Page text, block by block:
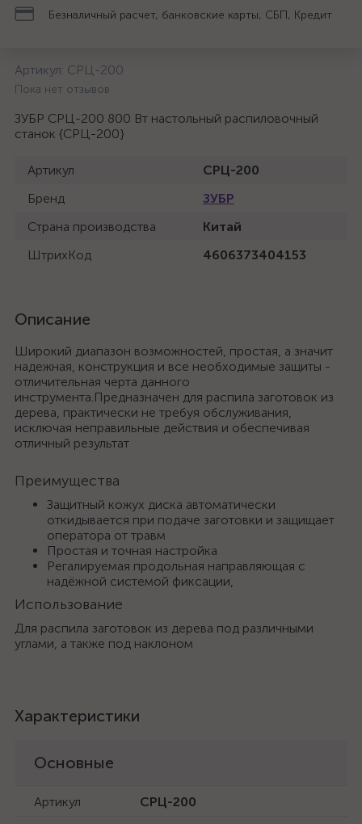
Безналичный расчет, банковские карты, СБП, Кредит
Артикул: СРЦ-200
Пока нет отзывов
ЗУБР СРЦ-200 800 Вт настольный распиловочный
станок {СРЦ-200}
Артикул
СРЦ-200
Бренд
ЗУБР
Страна производства
Китай
ШтрихКод
4606373404153
Описание
Широкий диапазон возможностей, простая, а значит
надежная, конструкция и все необходимые защиты -
отличительная черта данного
инструмента.Предназначен для распила заготовок из
дерева, практически не требуя обслуживания,
исключая неправильные действия и обеспечивая
отличный результат
Преимущества
Защитный кожух диска автоматически
откидывается при подаче заготовки и защищает
оператора от травм
Простая и точная настройка
Регалируемая продольная направляющая с
надёжной системой фиксации,
Использование
Для распила заготовок из дерева под различными
углами, а также под наклоном
Характеристики
Основные
Артикул
СРЦ-200